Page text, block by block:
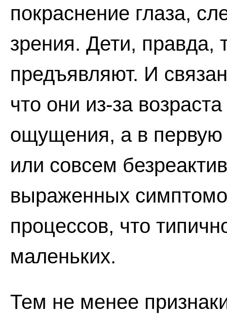
покраснение глаза,
зрения. Дети, правда,
предъявляют. И
что они из-за
ощущения, а в первую
или совсем
выраженных
процессов, что
маленьких.
Тем не менее